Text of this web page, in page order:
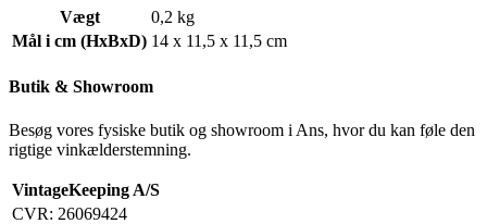
Vægt
0,2 kg
Mål i cm (HxBxD) 14 x 11,5 x 11,5 cm
Butik & Showroom
Besøg vores fysiske butik og showroom i Ans, hvor du kan føle den
rigtige vinkælderstemning.
VintageKeeping A/S
CVR: 26069424